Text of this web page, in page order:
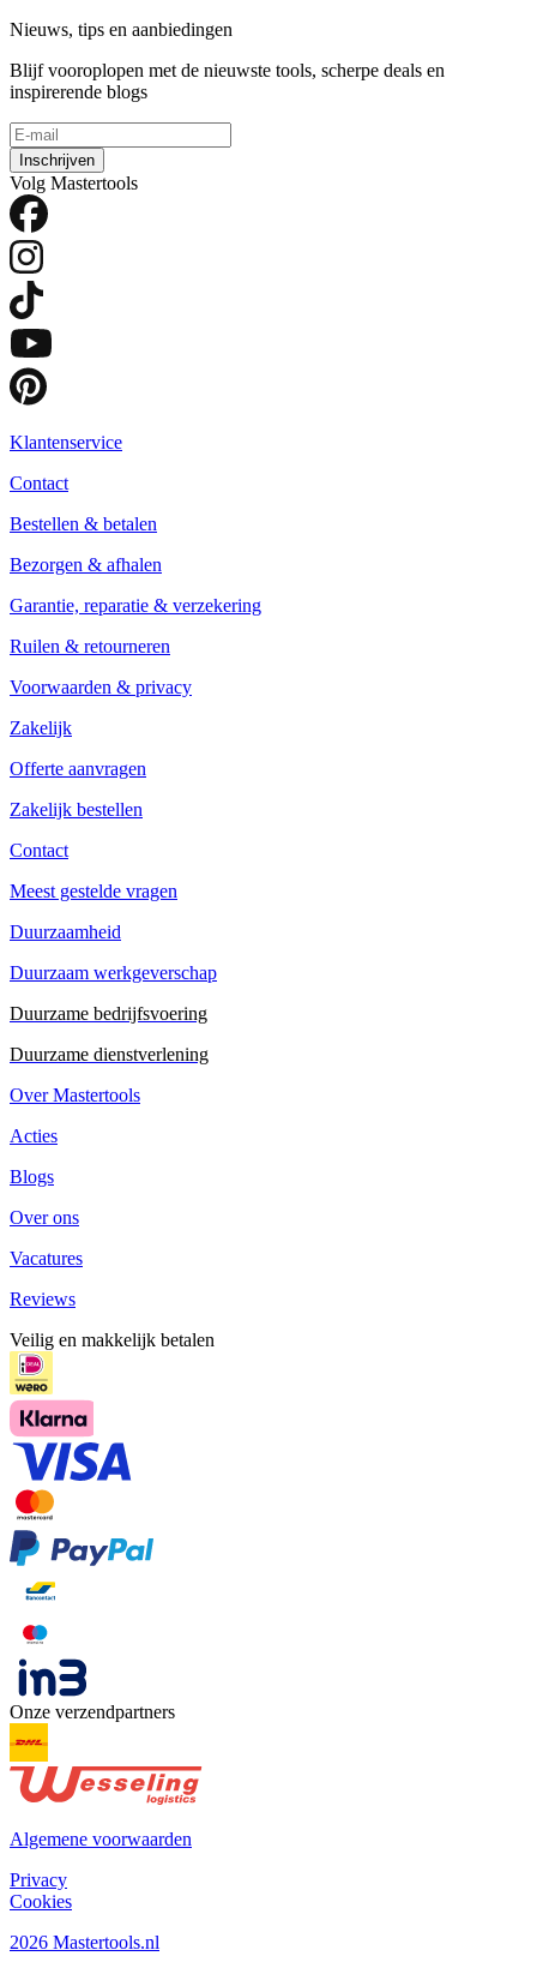
Nieuws, tips en aanbiedingen
Blijf vooroplopen met de nieuwste tools, scherpe deals en
inspirerende blogs
Inschrijven
Volg Mastertools
Klantenservice
Contact
Bestellen & betalen
Bezorgen & afhalen
Garantie, reparatie & verzekering
Ruilen & retourneren
Voorwaarden & privacy
Zakelijk
Offerte aanvragen
Zakelijk bestellen
Contact
Meest gestelde vragen
Duurzaamheid
Duurzaam werkgeverschap
Duurzame bedrijfsvoering
Duurzame dienstverlening
Over Mastertools
Acties
Blogs
Over ons
Vacatures
Reviews
Veilig en makkelijk betalen
Onze verzendpartners
Algemene voorwaarden
Privacy
Cookies
2026 Mastertools.nl